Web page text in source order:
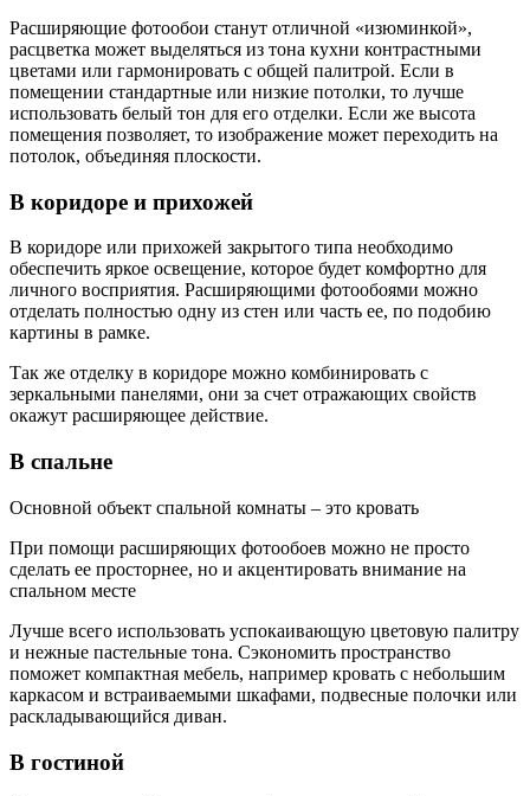
Расширяющие фотообои станут отличной «изюминкой»,
расцветка может выделяться из тона кухни контрастными
цветами или гармонировать с общей палитрой. Если в
помещении стандартные или низкие потолки, то лучше
использовать белый тон для его отделки. Если же высота
помещения позволяет, то изображение может переходить на
потолок, объединяя плоскости.
В коридоре и прихожей
В коридоре или прихожей закрытого типа необходимо
обеспечить яркое освещение, которое будет комфортно для
личного восприятия. Расширяющими фотообоями можно
отделать полностью одну из стен или часть ее, по подобию
картины в рамке.
Так же отделку в коридоре можно комбинировать с
зеркальными панелями, они за счет отражающих свойств
окажут расширяющее действие.
В спальне
Основной объект спальной комнаты – это кровать
При помощи расширяющих фотообоев можно не просто
сделать ее просторнее, но и акцентировать внимание на
спальном месте
Лучше всего использовать успокаивающую цветовую палитру
и нежные пастельные тона. Сэкономить пространство
поможет компактная мебель, например кровать с небольшим
каркасом и встраиваемыми шкафами, подвесные полочки или
раскладывающийся диван.
В гостиной